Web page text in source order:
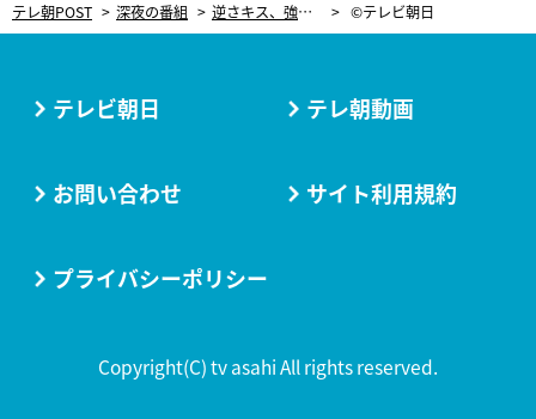
テレ朝POST 深夜の番組 逆さキス、強引なキス…30分間に計7回！『鈍色の箱の中で』第2話、“エモキュン”シーンの大渋滞 ©テレビ朝日
テレビ朝日 テレ朝動画
お問い合わせ サイト利用規約
プライバシーポリシー
Copyright(C) tv asahi All rights reserved.